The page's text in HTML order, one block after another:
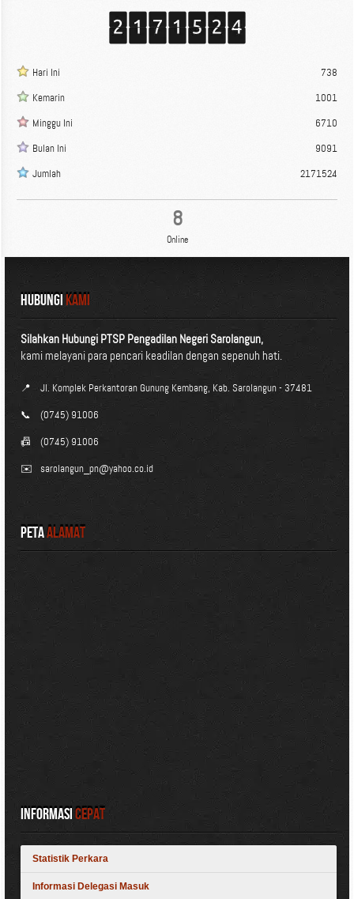
Hari Ini
738
Kemarin
1001
Minggu Ini
6710
Bulan Ini
9091
Jumlah
2171524
8
Online
HUBUNGIKAMI
Silahkan Hubungi PTSP Pengadilan Negeri Sarolangun,
kami melayani para pencari keadilan dengan sepenuh hati.
📍
Jl. Komplek Perkantoran Gunung Kembang, Kab. Sarolangun - 37481
📞
(0745) 91006
📠
(0745) 91006
✉️
sarolangun_pn@yahoo.co.id
PetaAlamat
InformasiCepat
Statistik Perkara
Informasi Delegasi Masuk